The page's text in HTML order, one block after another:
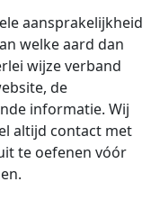
aansprakelijkheid
welke aard dan
wijze verband
de
informatie. Wij
altijd contact met
te oefenen vóór